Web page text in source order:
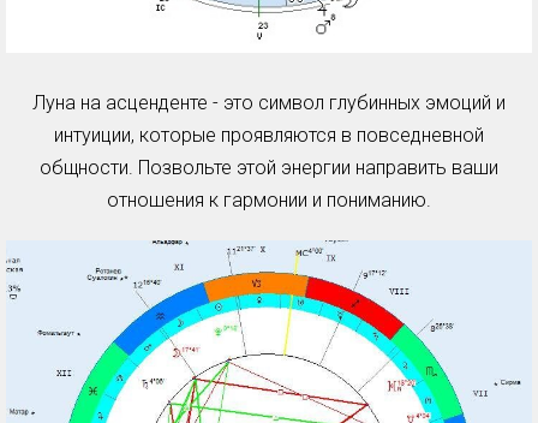
Луна на асценденте - это символ глубинных эмоций и
интуиции, которые проявляются в повседневной
общности. Позвольте этой энергии направить ваши
отношения к гармонии и пониманию.